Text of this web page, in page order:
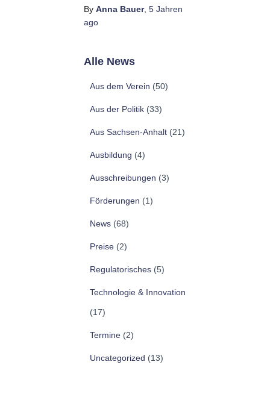
By Anna Bauer, 5 Jahren
ago
Alle News
Aus dem Verein (50)
Aus der Politik (33)
Aus Sachsen-Anhalt (21)
Ausbildung (4)
Ausschreibungen (3)
Förderungen (1)
News (68)
Preise (2)
Regulatorisches (5)
Technologie & Innovation
(17)
Termine (2)
Uncategorized (13)